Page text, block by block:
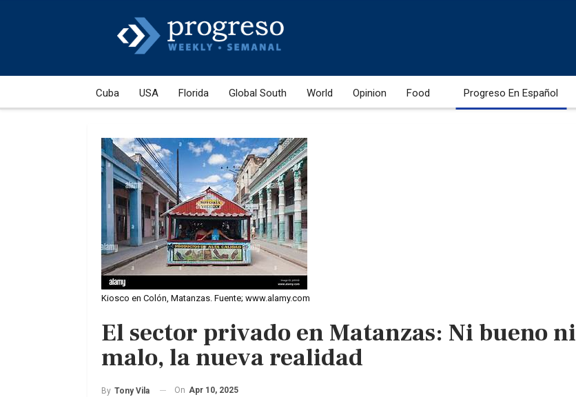
Cuba USA Florida Global South World Opinion Food Progreso En Español
Kiosco en Colón, Matanzas. Fuente; www.alamy.com
El sector privado en Matanzas: Ni bueno ni
malo, la nueva realidad
By Tony Vila On Apr 10, 2025